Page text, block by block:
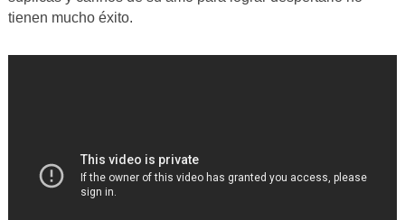
tienen mucho éxito.